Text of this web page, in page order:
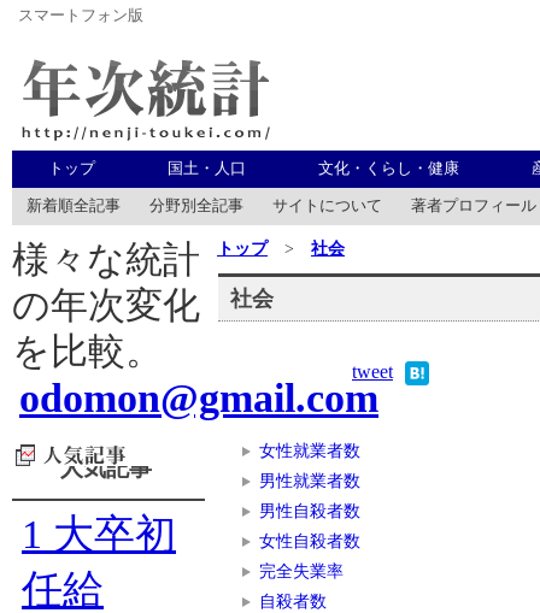
スマートフォン版
年次統計
トップ 国土・人口 文化・くらし・健康
新着順全記事 分野別全記事 サイトについて 著者プロフィール
トップ> 社会
社会
tweet
女性就業者数
男性就業者数
男性自殺者数
女性自殺者数
完全失業率
自殺者数
様々な統計
の年次変化
を比較。
odomon@gmail.com
人気記事
1 大卒初
任給